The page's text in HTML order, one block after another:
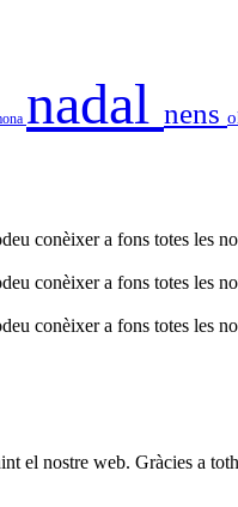
nadal nens
conèixer a fons totes les
conèixer a fons totes les
conèixer a fons totes les
el nostre web. Gràcies a